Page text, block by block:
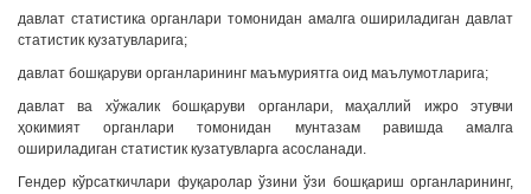
давлат статистика органлари томонидан амалга ошириладиган давлат
статистик кузатувларига;
давлат бошқаруви органларининг маъмуриятга оид маълумотларига;
давлат ва хўжалик бошқаруви органлари, маҳаллий ижро этувчи
ҳокимият органлари томонидан мунтазам равишда амалга
ошириладиган статистик кузатувларга асосланади.
Гендер кўрсаткичлари фуқаролар ўзини ўзи бошқариш органларининг,